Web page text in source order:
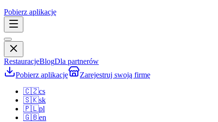
Pobierz aplikację
RestauracjeBlogDla partnerów
Pobierz aplikację
Zarejestruj swoją firmę
🇨🇿cs
🇸🇰sk
🇵🇱pl
🇬🇧en